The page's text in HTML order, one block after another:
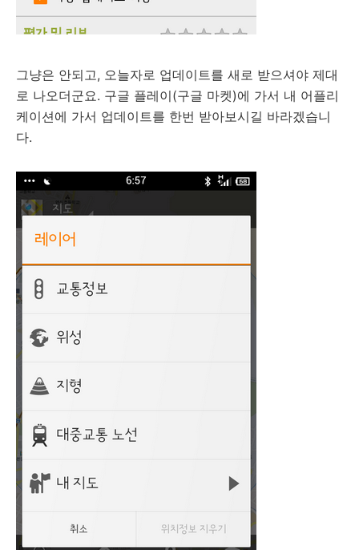
그냥은 안되고, 오늘자로 업데이트를 새로 받으셔야 제대
로 나오더군요. 구글 플레이(구글 마켓)에 가서 내 어플리
케이션에 가서 업데이트를 한번 받아보시길 바라겠습니
다.